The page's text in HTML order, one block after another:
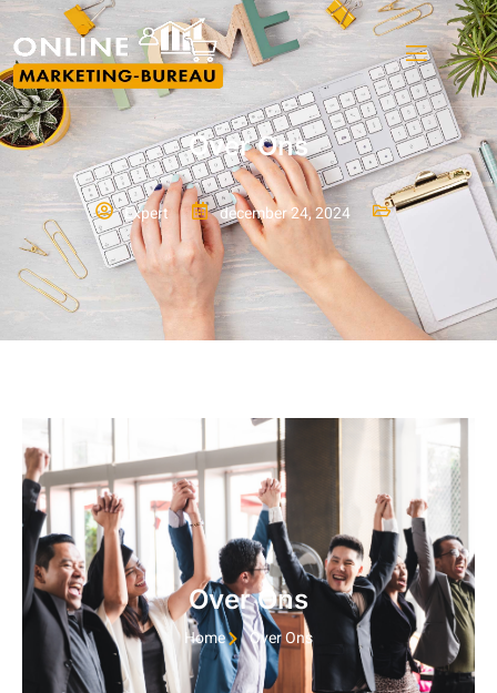
Over Ons
Expert december 24, 2024
Over Ons
Home Over Ons